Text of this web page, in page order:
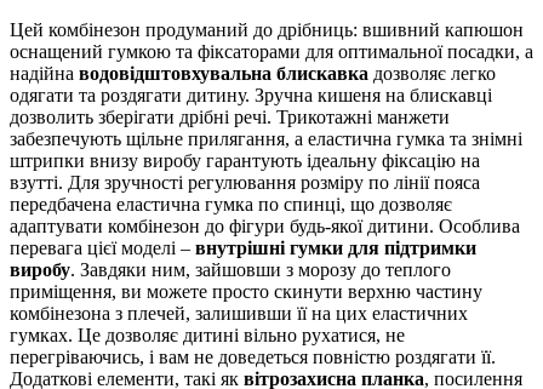
Цей комбінезон продуманий до дрібниць: вшивний капюшон
оснащений гумкою та фіксаторами для оптимальної посадки, а
надійна водовідштовхувальна блискавка дозволяє легко
одягати та роздягати дитину. Зручна кишеня на блискавці
дозволить зберігати дрібні речі. Трикотажні манжети
забезпечують щільне прилягання, а еластична гумка та знімні
штрипки внизу виробу гарантують ідеальну фіксацію на
взутті. Для зручності регулювання розміру по лінії пояса
передбачена еластична гумка по спинці, що дозволяє
адаптувати комбінезон до фігури будь-якої дитини. Особлива
перевага цієї моделі – внутрішні гумки для підтримки
виробу. Завдяки ним, зайшовши з морозу до теплого
приміщення, ви можете просто скинути верхню частину
комбінезона з плечей, залишивши її на цих еластичних
гумках. Це дозволяє дитині вільно рухатися, не
перегріваючись, і вам не доведеться повністю роздягати її.
Додаткові елементи, такі як вітрозахисна планка, посилення